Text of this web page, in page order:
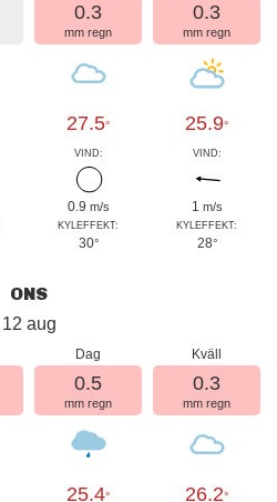
0.3
mm regn
27.5°
VIND:
0.9 m/s
KYLEFFEKT:
30°
0.3
mm regn
25.9°
VIND:
1 m/s
KYLEFFEKT:
28°
ONS
12 aug
Dag
0.5
mm regn
25.4°
Kväll
0.3
mm regn
26.2°